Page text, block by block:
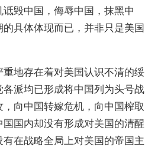
毁中国，侮辱中国，抹黑中
具体体现而已，并非只是美国
地存在着对美国认识不清的绥
派均已形成将中国列为头号战
向中国转嫁危机，向中国榨取
国内却没有形成对美国的清醒
在战略全局上对美国的帝国主